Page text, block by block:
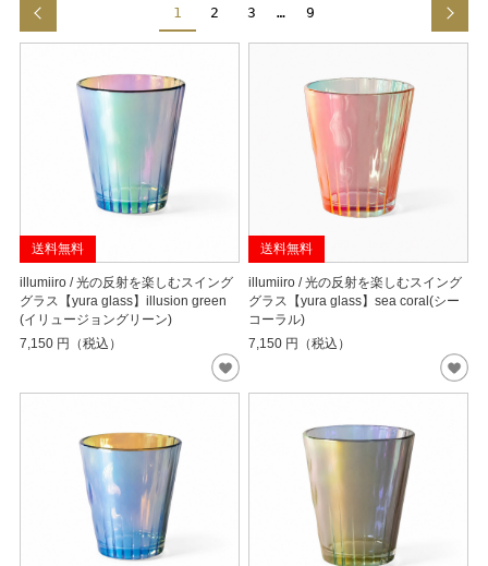
1 2 3 … 9
送料無料
illumiiro / 光の反射を楽しむスイング
グラス【yura glass】illusion green
(イリュージョングリーン)
7,150 円（税込）
送料無料
illumiiro / 光の反射を楽しむスイング
グラス【yura glass】sea coral(シー
コーラル)
7,150 円（税込）